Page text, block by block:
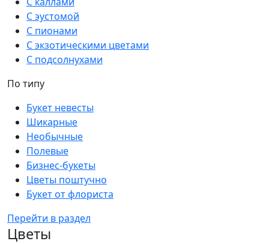
С эустомой
С пионами
С экзотическими цветами
С подсолнухами
По типу
Букет невесты
Шикарные
Необычные
Полевые
Бизнес-букеты
Цветы поштучно
Букет от флориста
Перейти в раздел
Цветы